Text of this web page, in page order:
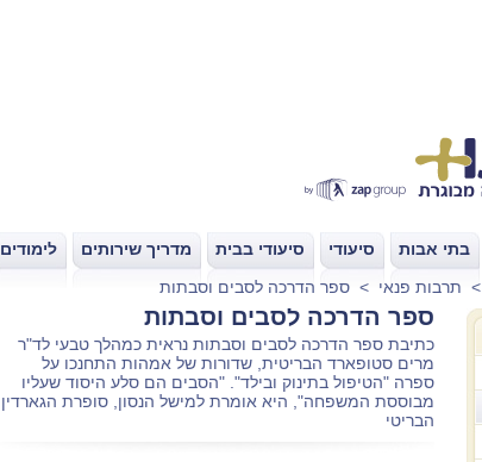
בתי אבות סיעודי סיעודי בבית מדריך שירותים לימודים
> תרבות פנאי > ספר הדרכה לסבים וסבתות
ספר הדרכה לסבים וסבתות
כתיבת ספר הדרכה לסבים וסבתות נראית כמהלך טבעי לד"ר
מרים סטופארד הבריטית, שדורות של אמהות התחנכו על
ספרה "הטיפול בתינוק ובילד". "הסבים הם סלע היסוד שעליו
מבוססת המשפחה", היא אומרת למישל הנסון, סופרת הגארדין
הבריטי